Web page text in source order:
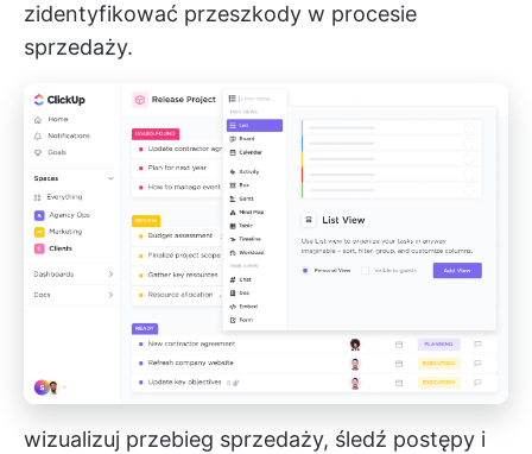
zidentyfikować przeszkody w procesie
sprzedaży.
wizualizuj przebieg sprzedaży, śledź postępy i